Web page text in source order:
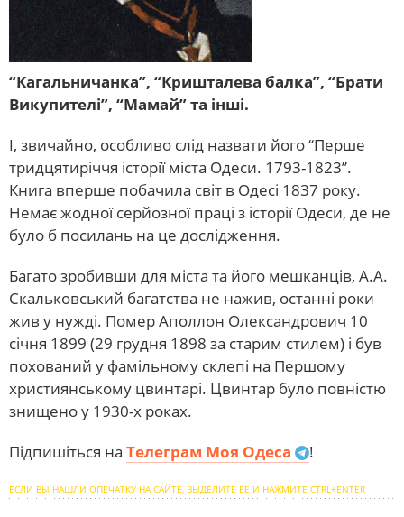
“Кагальничанка”, “Кришталева балка”, “Брати
Викупителі”, “Мамай” та інші.
І, звичайно, особливо слід назвати його “Перше
тридцятиріччя історії міста Одеси. 1793-1823”.
Книга вперше побачила світ в Одесі 1837 року.
Немає жодної серйозної праці з історії Одеси, де не
було б посилань на це дослідження.
Багато зробивши для міста та його мешканців, А.А.
Скальковський багатства не нажив, останні роки
жив у нужді. Помер Аполлон Олександрович 10
січня 1899 (29 грудня 1898 за старим стилем) і був
похований у фамільному склепі на Першому
християнському цвинтарі. Цвинтар було повністю
знищено у 1930-х роках.
Підпишіться на Телеграм Моя Одеса !
ЕСЛИ ВЫ НАШЛИ ОПЕЧАТКУ НА САЙТЕ, ВЫДЕЛИТЕ ЕЕ И НАЖМИТЕ CTRL+ENTER